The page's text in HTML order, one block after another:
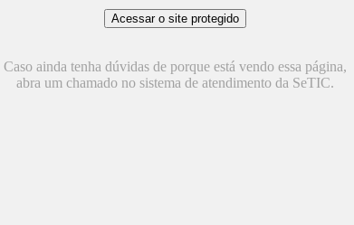
Caso ainda tenha dúvidas de porque está vendo essa página,
abra um chamado no sistema de atendimento da SeTIC.